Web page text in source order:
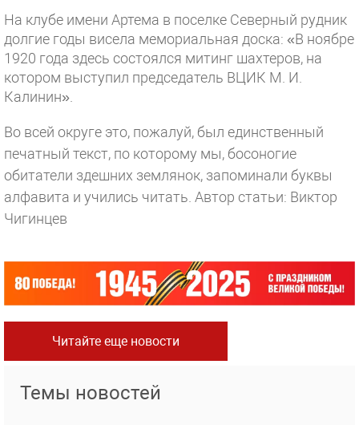
На клубе имени Артема в поселке Северный рудник
долгие годы висела мемориальная доска: «В ноябре
1920 года здесь состоялся митинг шахтеров, на
котором выступил председатель ВЦИК М. И.
Калинин».
Во всей округе это, пожалуй, был единственный
печатный текст, по которому мы, босоногие
обитатели здешних землянок, запоминали буквы
алфавита и учились читать. Автор статьи: Виктор
Чигинцев
Читайте еще новости
Темы новостей